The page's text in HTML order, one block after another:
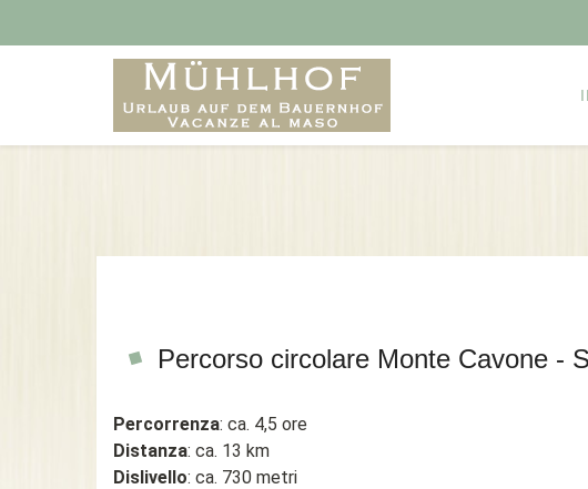
Percorso circolare Monte Cavone -
Percorrenza: ca. 4,5 ore
Distanza: ca. 13 km
Dislivello: ca. 730 metri